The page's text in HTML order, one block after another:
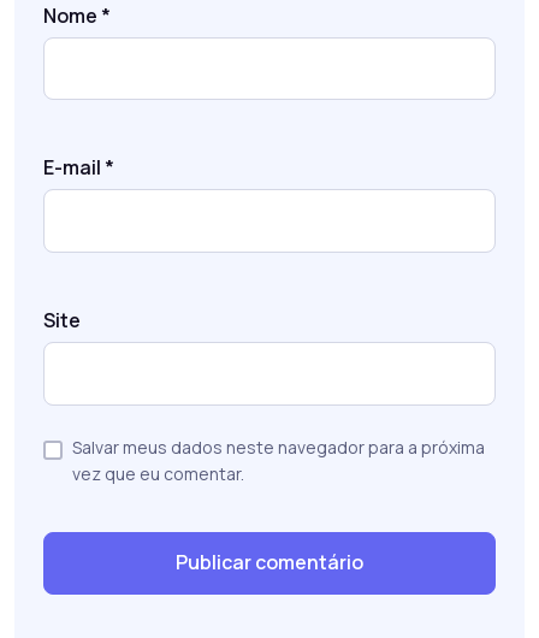
Nome *
E-mail *
Site
Salvar meus dados neste navegador para a próxima
vez que eu comentar.